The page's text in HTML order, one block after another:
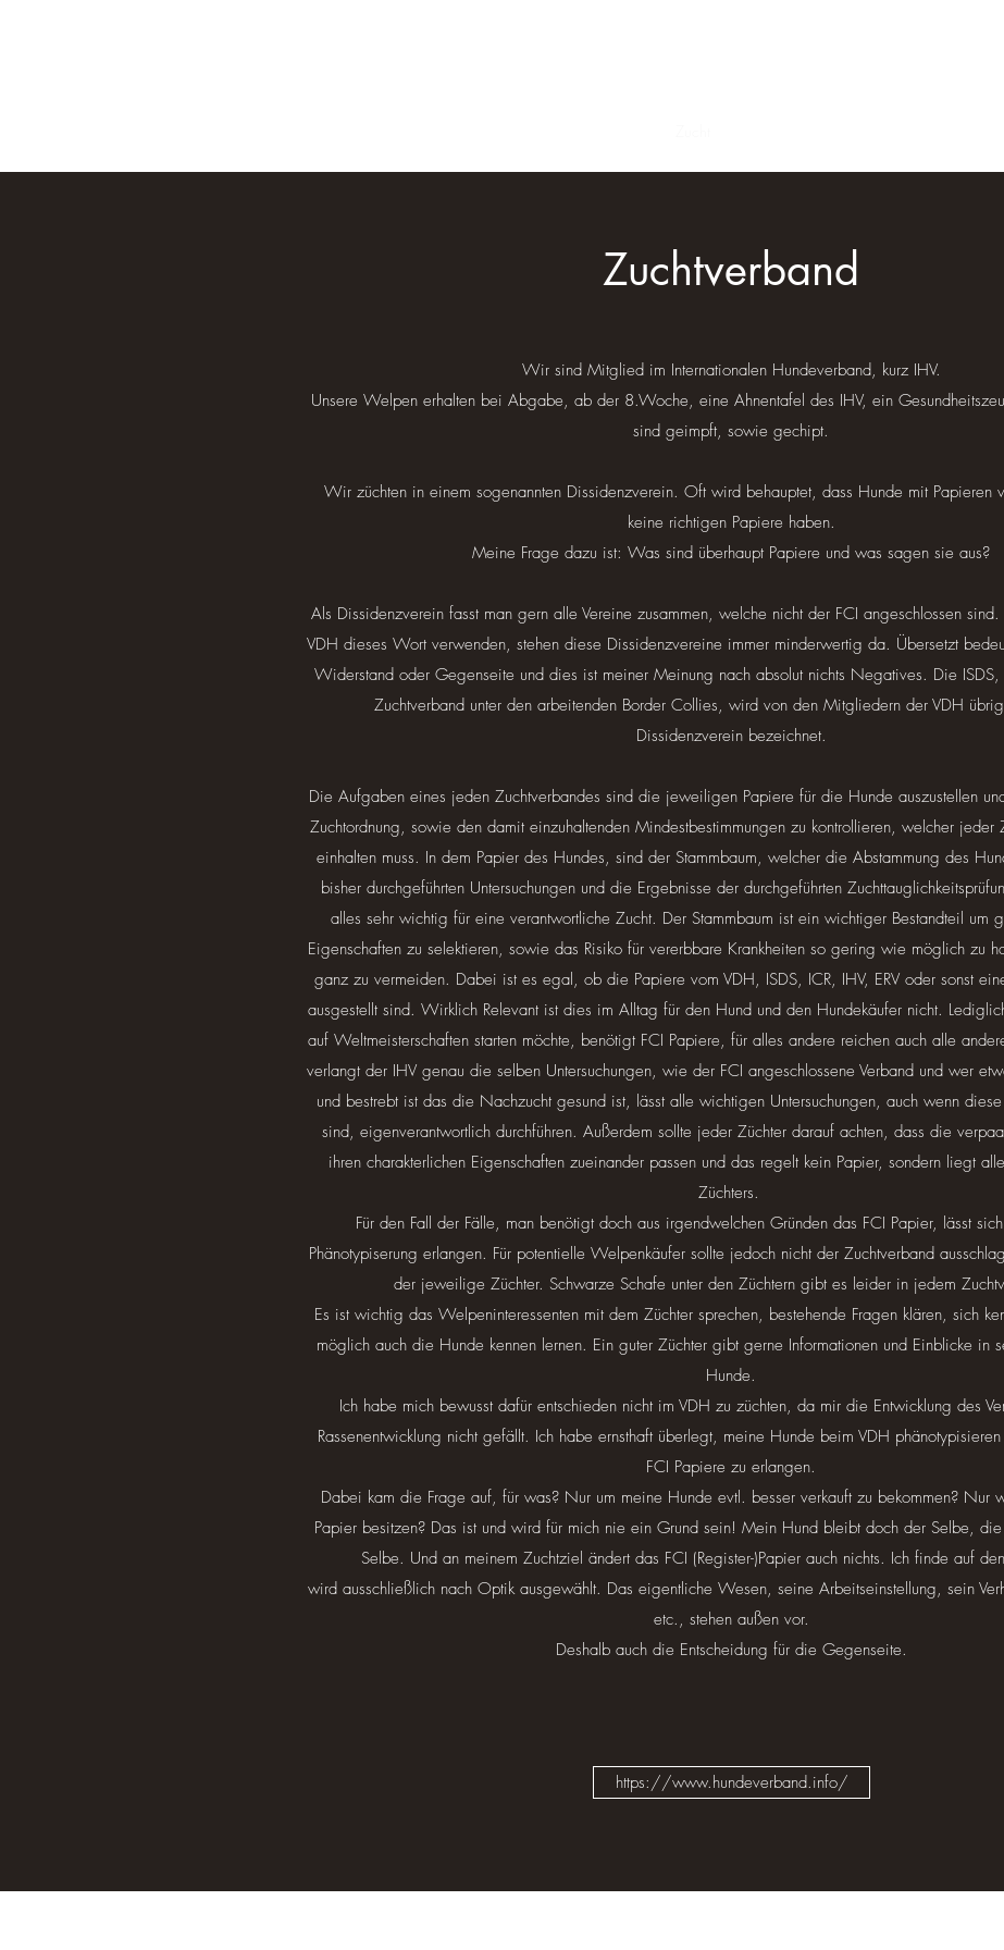
Zuchtverband
Wir sind Mitglied im Internationalen Hundeverband, kurz IHV.
Unsere Welpen erhalten bei Abgabe, ab der 8.Woche, eine Ahnentafel des IHV, ein
sind geimpft, sowie gechipt.
Wir züchten in einem sogenannten Dissidenzverein. Oft wird behauptet, dass Hunde mit Papieren
keine richtigen Papiere haben.
Meine Frage dazu ist: Was sind überhaupt Papiere und was sagen sie aus?
Als Dissidenzverein fasst man gern alle Vereine zusammen, welche nicht der FCI angeschlossen
VDH dieses Wort verwenden, stehen diese Dissidenzvereine immer minderwertig da. Übersetzt
Widerstand oder Gegenseite und dies ist meiner Meinung nach absolut nichts Negatives. Die
Zuchtverband unter den arbeitenden Border Collies, wird von den Mitgliedern der VDH
Dissidenzverein bezeichnet.
Die Aufgaben eines jeden Zuchtverbandes sind die jeweiligen Papiere für die Hunde auszustellen
Zuchtordnung, sowie den damit einzuhaltenden Mindestbestimmungen zu kontrollieren, welcher jeder
einhalten muss. In dem Papier des Hundes, sind der Stammbaum, welcher die Abstammung des
bisher durchgeführten Untersuchungen und die Ergebnisse der durchgeführten
alles sehr wichtig für eine verantwortliche Zucht. Der Stammbaum ist ein wichtiger Bestandteil um
Eigenschaften zu selektieren, sowie das Risiko für vererbbare Krankheiten so gering wie möglich zu
ganz zu vermeiden. Dabei ist es egal, ob die Papiere vom VDH, ISDS, ICR, IHV, ERV oder sonst
ausgestellt sind. Wirklich Relevant ist dies im Alltag für den Hund und den Hundekäufer nicht.
auf Weltmeisterschaften starten möchte, benötigt FCI Papiere, für alles andere reichen auch alle
verlangt der IHV genau die selben Untersuchungen, wie der FCI angeschlossene Verband und wer
und bestrebt ist das die Nachzucht gesund ist, lässt alle wichtigen Untersuchungen, auch wenn
sind, eigenverantwortlich durchführen. Außerdem sollte jeder Züchter darauf achten, dass die
ihren charakterlichen Eigenschaften zueinander passen und das regelt kein Papier, sondern liegt
Züchters.
Für den Fall der Fälle, man benötigt doch aus irgendwelchen Gründen das FCI Papier, lässt
Phänotypiserung erlangen. Für potentielle Welpenkäufer sollte jedoch nicht der Zuchtverband
der jeweilige Züchter. Schwarze Schafe unter den Züchtern gibt es leider in jedem
Es ist wichtig das Welpeninteressenten mit dem Züchter sprechen, bestehende Fragen klären, sich
möglich auch die Hunde kennen lernen. Ein guter Züchter gibt gerne Informationen und Einblicke in
Hunde.
Ich habe mich bewusst dafür entschieden nicht im VDH zu züchten, da mir die Entwicklung des
Rassenentwicklung nicht gefällt. Ich habe ernsthaft überlegt, meine Hunde beim VDH
FCI Papiere zu erlangen.
Dabei kam die Frage auf, für was? Nur um meine Hunde evtl. besser verkauft zu bekommen? Nur
Papier besitzen? Das ist und wird für mich nie ein Grund sein! Mein Hund bleibt doch der Selbe,
Selbe. Und an meinem Zuchtziel ändert das FCI (Register-)Papier auch nichts. Ich finde auf
wird ausschließlich nach Optik ausgewählt. Das eigentliche Wesen, seine Arbeitseinstellung, sein
etc., stehen außen vor.
Deshalb auch die Entscheidung für die Gegenseite.
https://www.hundeverband.info/